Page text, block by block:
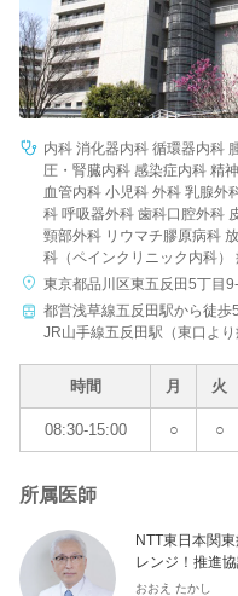
内科 消化器内科 循環器内科
圧・腎臓内科 感染症内科 精
血管内科 小児科 外科 乳腺外
科 呼吸器外科 歯科口腔外科
頸部外科 リウマチ膠原病科
科（ペインクリニック内科）
東京都品川区東五反田5丁目
都営浅草線五反田駅から徒歩
JR山手線五反田駅（東口よ
時間 月 火
08:30-15:00 ○ ○
所属医師
NTT東日本関
レンジ！推進
おおえ たかし